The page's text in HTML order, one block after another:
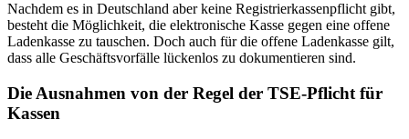
Nachdem es in Deutschland aber keine Registrierkassenpflicht gibt,
besteht die Möglichkeit, die elektronische Kasse gegen eine offene
Ladenkasse zu tauschen. Doch auch für die offene Ladenkasse gilt,
dass alle Geschäftsvorfälle lückenlos zu dokumentieren sind.
Die Ausnahmen von der Regel der TSE-Pflicht für
Kassen